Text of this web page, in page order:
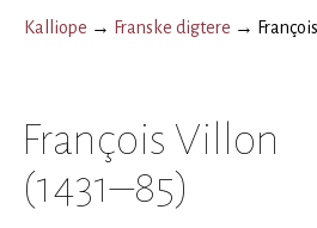
Kalliope → Franske digtere →
François Villon
(1431–85)